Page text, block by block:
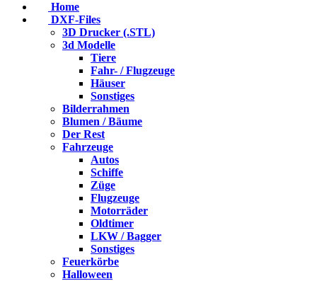
Home
DXF-Files
3D Drucker (.STL)
3d Modelle
Tiere
Fahr- / Flugzeuge
Häuser
Sonstiges
Bilderrahmen
Blumen / Bäume
Der Rest
Fahrzeuge
Autos
Schiffe
Züge
Flugzeuge
Motorräder
Oldtimer
LKW / Bagger
Sonstiges
Feuerkörbe
Halloween